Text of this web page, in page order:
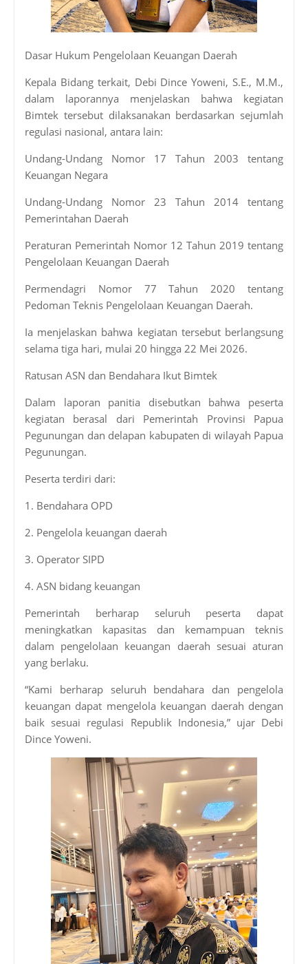
Dasar Hukum Pengelolaan Keuangan Daerah
Kepala Bidang terkait, Debi Dince Yoweni, S.E., M.M.,
dalam laporannya menjelaskan bahwa kegiatan
Bimtek tersebut dilaksanakan berdasarkan sejumlah
regulasi nasional, antara lain:
Undang-Undang Nomor 17 Tahun 2003 tentang
Keuangan Negara
Undang-Undang Nomor 23 Tahun 2014 tentang
Pemerintahan Daerah
Peraturan Pemerintah Nomor 12 Tahun 2019 tentang
Pengelolaan Keuangan Daerah
Permendagri Nomor 77 Tahun 2020 tentang
Pedoman Teknis Pengelolaan Keuangan Daerah.
Ia menjelaskan bahwa kegiatan tersebut berlangsung
selama tiga hari, mulai 20 hingga 22 Mei 2026.
Ratusan ASN dan Bendahara Ikut Bimtek
Dalam laporan panitia disebutkan bahwa peserta
kegiatan berasal dari Pemerintah Provinsi Papua
Pegunungan dan delapan kabupaten di wilayah Papua
Pegunungan.
Peserta terdiri dari:
1. Bendahara OPD
2. Pengelola keuangan daerah
3. Operator SIPD
4. ASN bidang keuangan
Pemerintah berharap seluruh peserta dapat
meningkatkan kapasitas dan kemampuan teknis
dalam pengelolaan keuangan daerah sesuai aturan
yang berlaku.
“Kami berharap seluruh bendahara dan pengelola
keuangan dapat mengelola keuangan daerah dengan
baik sesuai regulasi Republik Indonesia,” ujar Debi
Dince Yoweni.